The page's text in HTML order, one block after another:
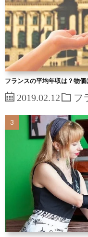
フランスの平均年収は？物
2019.02.12 フ